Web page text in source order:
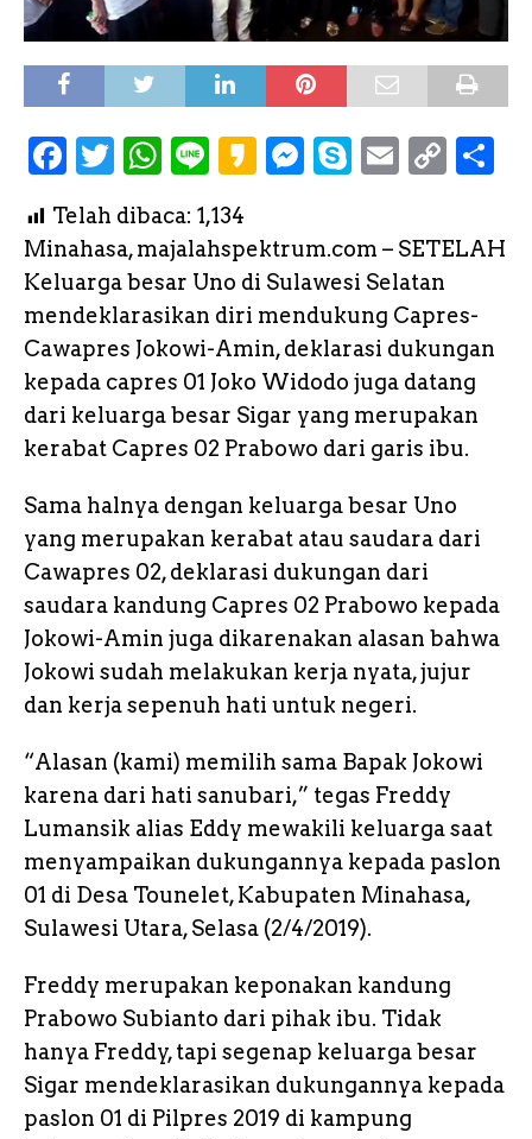
F
c
e
b
o
o
k
T
it
te
r
W
a
ts
A
p
p
L
n
e
K
k
a
o
M
s
e
n
g
e
r
S
p
e
E
a
il
C
p
y
L
i
n
k
a
r
Telah dibaca: 1,134
Minahasa, majalahspektrum.com – SETELAH
Keluarga besar Uno di Sulawesi Selatan
mendeklarasikan diri mendukung Capres-
Cawapres Jokowi-Amin, deklarasi dukungan
kepada capres 01 Joko Widodo juga datang
dari keluarga besar Sigar yang merupakan
kerabat Capres 02 Prabowo dari garis ibu.
Sama halnya dengan keluarga besar Uno
yang merupakan kerabat atau saudara dari
Cawapres 02, deklarasi dukungan dari
saudara kandung Capres 02 Prabowo kepada
Jokowi-Amin juga dikarenakan alasan bahwa
Jokowi sudah melakukan kerja nyata, jujur
dan kerja sepenuh hati untuk negeri.
“Alasan (kami) memilih sama Bapak Jokowi
karena dari hati sanubari,” tegas Freddy
Lumansik alias Eddy mewakili keluarga saat
menyampaikan dukungannya kepada paslon
01 di Desa Tounelet, Kabupaten Minahasa,
Sulawesi Utara, Selasa (2/4/2019).
Freddy merupakan keponakan kandung
Prabowo Subianto dari pihak ibu. Tidak
hanya Freddy, tapi segenap keluarga besar
Sigar mendeklarasikan dukungannya kepada
paslon 01 di Pilpres 2019 di kampung